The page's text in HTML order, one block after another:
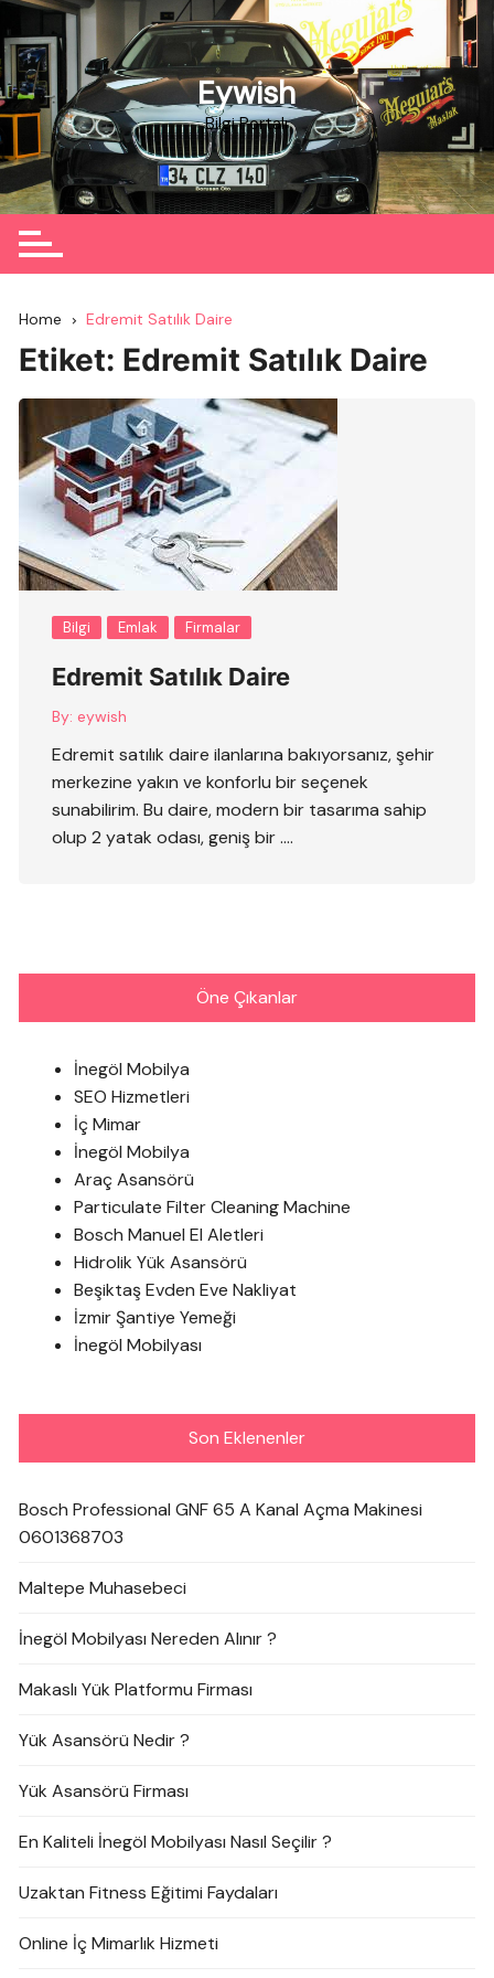
Skip
to
content
Eywish
Bilgi Portalı
Home Edremit Satılık Daire
Etiket: Edremit Satılık Daire
Bilgi Emlak Firmalar
Edremit Satılık Daire
By: eywish
Edremit satılık daire ilanlarına bakıyorsanız, şehir
merkezine yakın ve konforlu bir seçenek
sunabilirim. Bu daire, modern bir tasarıma sahip
olup 2 yatak odası, geniş bir ….
Öne Çıkanlar
İnegöl Mobilya
SEO Hizmetleri
İç Mimar
İnegöl Mobilya
Araç Asansörü
Particulate Filter Cleaning Machine
Bosch Manuel El Aletleri
Hidrolik Yük Asansörü
Beşiktaş Evden Eve Nakliyat
İzmir Şantiye Yemeği
İnegöl Mobilyası
Son Eklenenler
Bosch Professional GNF 65 A Kanal Açma Makinesi
0601368703
Maltepe Muhasebeci
İnegöl Mobilyası Nereden Alınır ?
Makaslı Yük Platformu Firması
Yük Asansörü Nedir ?
Yük Asansörü Firması
En Kaliteli İnegöl Mobilyası Nasıl Seçilir ?
Uzaktan Fitness Eğitimi Faydaları
Online İç Mimarlık Hizmeti